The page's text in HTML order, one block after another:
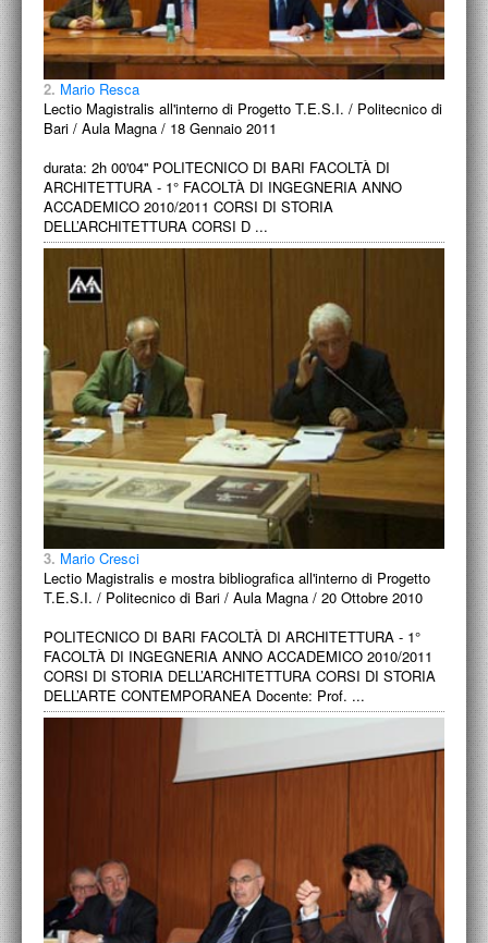
2. Mario Resca
Lectio Magistralis all'interno di Progetto T.E.S.I. / Politecnico di
Bari / Aula Magna / 18 Gennaio 2011
durata: 2h 00'04'' POLITECNICO DI BARI FACOLTÀ DI
ARCHITETTURA - 1° FACOLTÀ DI INGEGNERIA ANNO
ACCADEMICO 2010/2011 CORSI DI STORIA
DELL’ARCHITETTURA CORSI D ...
3. Mario Cresci
Lectio Magistralis e mostra bibliografica all'interno di Progetto
T.E.S.I. / Politecnico di Bari / Aula Magna / 20 Ottobre 2010
POLITECNICO DI BARI FACOLTÀ DI ARCHITETTURA - 1°
FACOLTÀ DI INGEGNERIA ANNO ACCADEMICO 2010/2011
CORSI DI STORIA DELL’ARCHITETTURA CORSI DI STORIA
DELL’ARTE CONTEMPORANEA Docente: Prof. ...